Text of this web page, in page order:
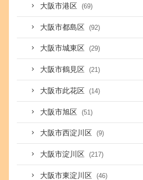
大阪市港区 (69)
大阪市都島区 (92)
大阪市城東区 (29)
大阪市鶴見区 (21)
大阪市此花区 (14)
大阪市旭区 (51)
大阪市西淀川区 (9)
大阪市淀川区 (217)
大阪市東淀川区 (46)